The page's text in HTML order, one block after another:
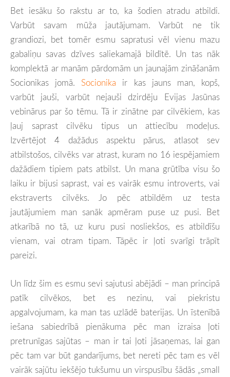
Bet iesāku šo rakstu ar to, ka šodien atradu atbildi.
Varbūt savam mūža jautājumam. Varbūt ne tik
grandiozi, bet tomēr esmu sapratusi vēl vienu mazu
gabaliņu savas dzīves saliekamajā bildītē. Un tas nāk
komplektā ar manām pārdomām un jaunajām zināšanām
Socionikas jomā. Socionika ir kas jauns man, kopš,
varbūt jauši, varbūt nejauši dzirdēju Evijas Jasūnas
vebinārus par šo tēmu. Tā ir zinātne par cilvēkiem, kas
ļauj saprast cilvēku tipus un attiecību modeļus.
Izvērtējot 4 dažādus aspektu pārus, atlasot sev
atbilstošos, cilvēks var atrast, kuram no 16 iespējamiem
dažādiem tipiem pats atbilst. Un mana grūtība visu šo
laiku ir bijusi saprast, vai es vairāk esmu introverts, vai
ekstraverts cilvēks. Jo pēc atbildēm uz testa
jautājumiem man sanāk apmēram puse uz pusi. Bet
atkarībā no tā, uz kuru pusi nosliekšos, es atbildīšu
vienam, vai otram tipam. Tāpēc ir ļoti svarīgi trāpīt
pareizi.
Un līdz šim es esmu sevi sajutusi abējādi – man principā
patīk cilvēkos, bet es nezinu, vai piekristu
apgalvojumam, ka man tas uzlādē baterijas. Un īstenībā
iešana sabiedrībā pienākuma pēc man izraisa ļoti
pretrunīgas sajūtas – man ir tai ļoti jāsaņemas, lai gan
pēc tam var būt gandarījums, bet nereti pēc tam es vēl
vairāk sajūtu iekšējo tukšumu un virspusību šādās „small